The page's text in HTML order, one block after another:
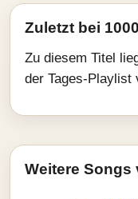
Zuletzt bei
Zu diesem Titel
der Tages-Playlist
Weitere Songs